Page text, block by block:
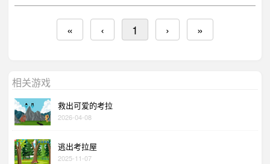
« ‹ 1 › »
相关游戏
救出可爱的考拉
2026-04-08
逃出考拉屋
2025-11-07